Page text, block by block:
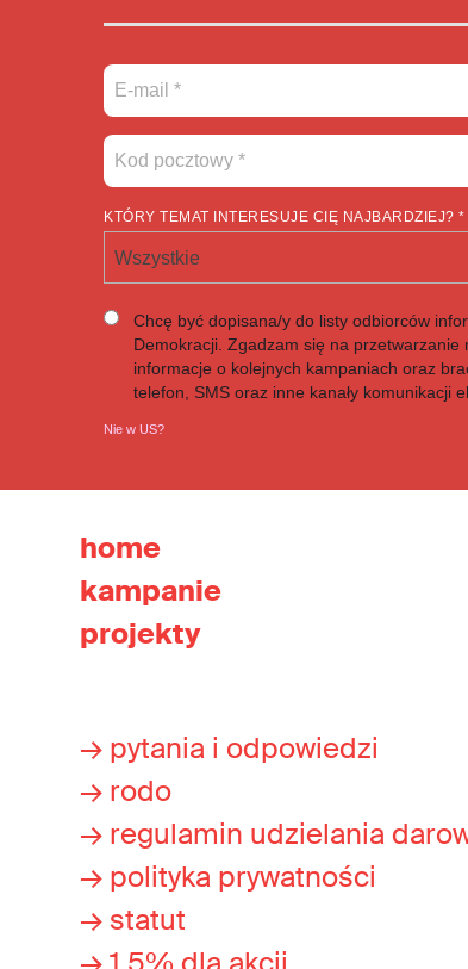
KTÓRY TEMAT INTERESUJE CIĘ NAJBARDZIEJ? *
Wszystkie
Chcę być dopisana/y do listy odbiorców
Demokracji. Zgadzam się na
informacje o kolejnych kampaniach oraz
telefon, SMS oraz inne kanały komunikacji
Nie wUS?
home
kampanie
projekty
→ pytania i odpowiedzi
→ rodo
→ regulamin udzielania
→ polityka prywatności
→ statut